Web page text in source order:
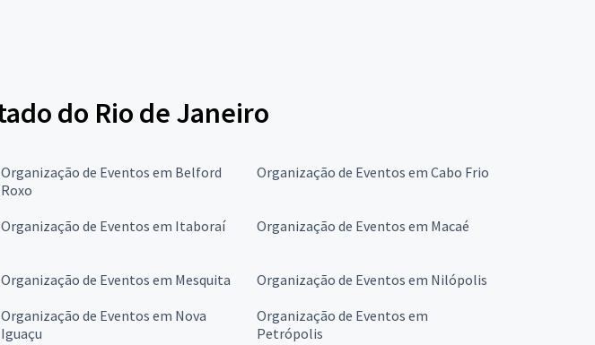
do Rio de Janeiro
Organização de Eventos em Belford
Roxo
Organização de Eventos em Cabo Frio
Organização de Eventos em Itaboraí Organização de Eventos em Macaé
Organização de Eventos em Mesquita
Organização de Eventos em Nilópolis
Organização de Eventos em Nova
Iguaçu
Organização de Eventos em
Petrópolis